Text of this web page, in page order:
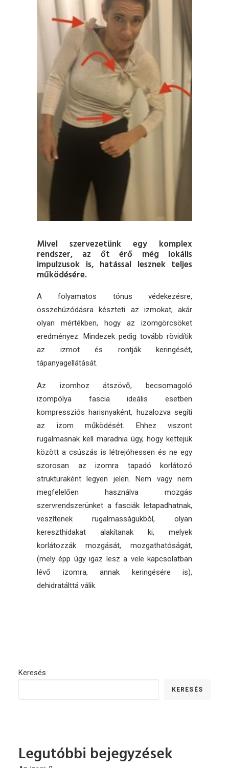
Mivel szervezetünk egy komplex
rendszer, az őt érő még lokális
impulzusok is, hatással lesznek teljes
működésére.
A folyamatos tónus védekezésre,
összehúzódásra készteti az izmokat, akár
olyan mértékben, hogy az izomgörcsöket
eredményez. Mindezek pedig tovább rövidítik
az izmot és rontják keringését,
tápanyagellátását.
Az izomhoz átszövő, becsomagoló
izompólya fascia ideális esetben
kompressziós harisnyaként, huzalozva segíti
az izom működését. Ehhez viszont
rugalmasnak kell maradnia úgy, hogy kettejük
között a csúszás is létrejöhessen és ne egy
szorosan az izomra tapadó korlátozó
strukturaként legyen jelen. Nem vagy nem
megfelelően használva mozgás
szervrendszerünket a fasciák letapadhatnak,
veszítenek rugalmasságukból, olyan
kereszthidakat alakítanak ki, melyek
korlátozzák mozgását, mozgathatóságát,
(mely épp úgy igaz lesz a vele kapcsolatban
lévő izomra, annak keringésére is),
dehidratálttá válik.
Keresés
KERESÉS
Legutóbbi bejegyzések